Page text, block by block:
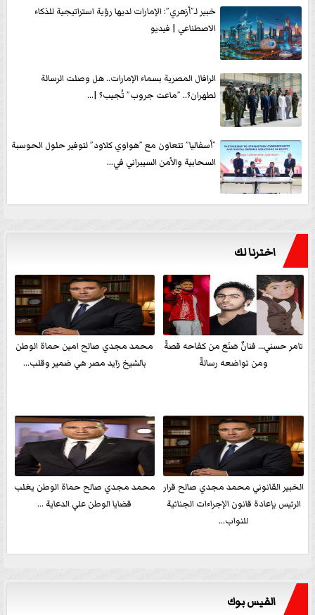
خبير لـ”أزهري”: الإمارات لديها رؤية استراتيجية للذكاء
الاصطناعي | فيديو
الرافال المصرية بسماء الإمارات.. هل وصلت الرسالة
لطهران؟.. ”ماعت جروب” تُجيب؟ |...
”أسفاليا” تتعاون مع ”هواوي كلاود” لتوفير حلول الحوسبة
السحابية والأمن السيبراني في...
اخترنا لك
تامر حسني… فنانٌ صَنَعَ من كفاحه قصةً
ومن تواضعه رسالةً
محمد مجدي صالح امين حماة الوطن
بالشيخ زايد مصر هي ضمير وقلب...
الخبير القانوني محمد مجدي صالح قرار
الرئيس بإعادة قانون الإجراءات الجنائية
للنواب...
محمد مجدي صالح حماة الوطن يغلب
قضايا الوطن علي الدعاية ...
الفيس بوك